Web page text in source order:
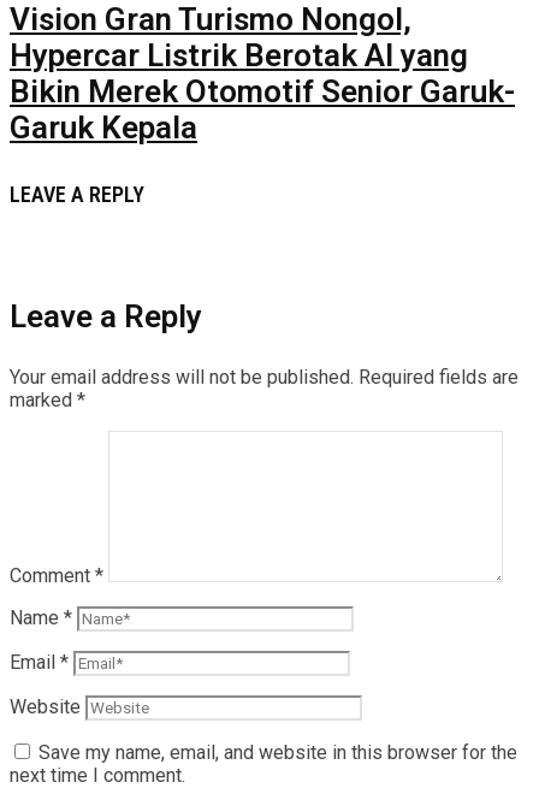
Vision Gran Turismo Nongol,
Hypercar Listrik Berotak AI yang
Bikin Merek Otomotif Senior Garuk-
Garuk Kepala
LEAVE A REPLY
Leave a Reply
Your email address will not be published. Required fields are
marked *
Comment *
Name *
Email *
Website
Save my name, email, and website in this browser for the
next time I comment.